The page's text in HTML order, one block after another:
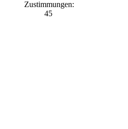
Zustimmungen:
45